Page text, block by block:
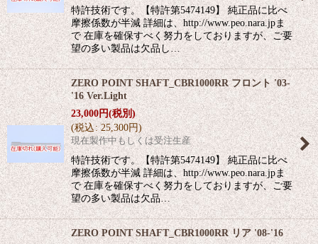
特許技術です。【特許第5474149】 純正品に比べ
摩擦係数が半減 詳細は、http://www.peo.nara.jpま
で 在庫を確保すべく努力をしておりますが、ご要
望の多い製品は欠品し…
ZERO POINT SHAFT_CBR1000RR フロント '03-
'16 Ver.Light
23,000円(税別)
(税込: 25,300円)
現在製作中もしくは受注生産
特許技術です。【特許第5474149】 純正品に比べ
摩擦係数が半減 詳細は、http://www.peo.nara.jpま
で 在庫を確保すべく努力をしておりますが、ご要
望の多い製品は欠品…
ZERO POINT SHAFT_CBR1000RR リア '08-'16